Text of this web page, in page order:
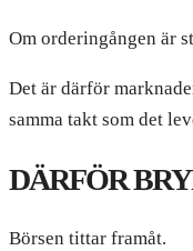
Om orderingången är
Det är därför
samma takt som det
DÄRFÖR
Börsen tittar framåt.